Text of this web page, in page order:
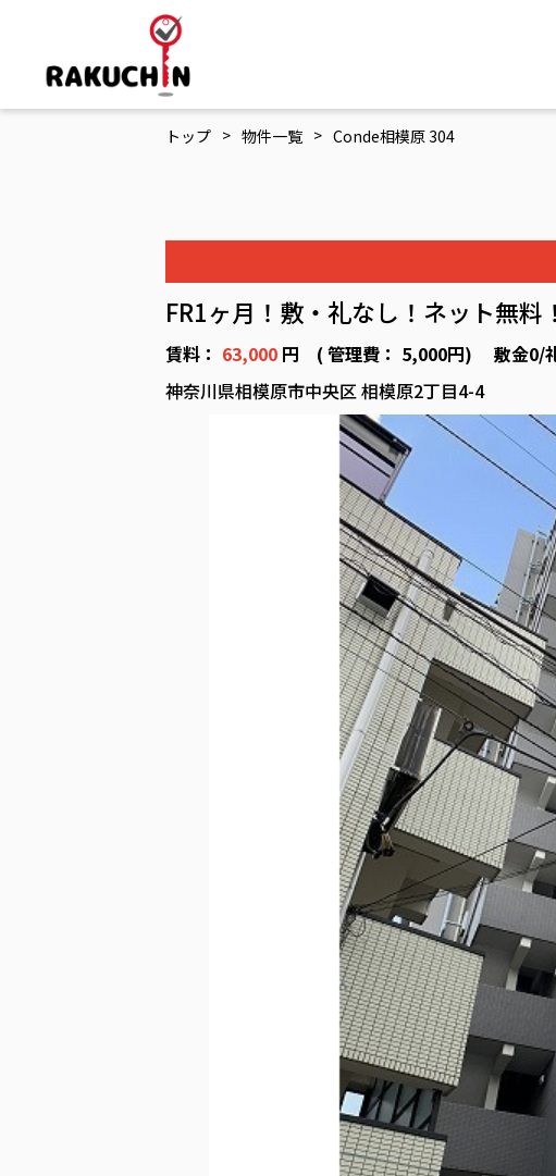
トップ > 物件一覧 > Conde相模原 304
FR1ヶ月！敷・礼なし！ネット無料
賃料： 63,000 円 ( 管理費： 5,000円) 敷金0/
神奈川県相模原市中央区 相模原2丁目4-4